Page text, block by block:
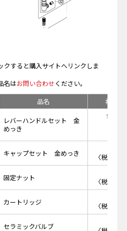
クすると購入サイトへリンクしま
名はお問い合わせください。
品名 希望小
レバーハンドルセット 金
めっき
￥
キャップセット 金めっき
〈税抜価
固定ナット
〈税抜価
カートリッジ
〈税抜価
セラミックバルブ